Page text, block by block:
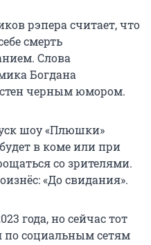
рэпера считает, что
смерть
Слова
Богдана
черным юмором.
шоу «Плюшки»
в коме или при
со зрителями.
«До свидания».
года, но сейчас тот
по социальным сетям